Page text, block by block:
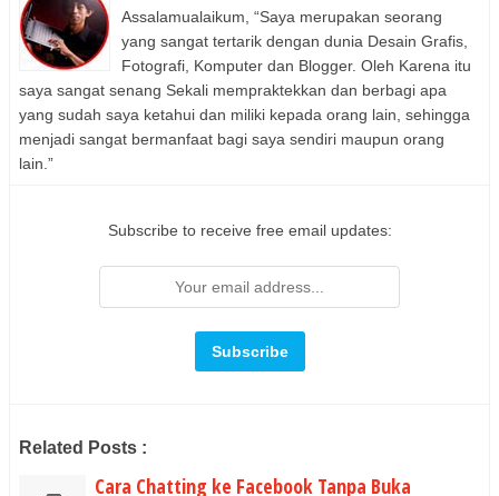
Assalamualaikum, “Saya merupakan seorang
yang sangat tertarik dengan dunia Desain Grafis,
Fotografi, Komputer dan Blogger. Oleh Karena itu
saya sangat senang Sekali mempraktekkan dan berbagi apa
yang sudah saya ketahui dan miliki kepada orang lain, sehingga
menjadi sangat bermanfaat bagi saya sendiri maupun orang
lain.”
Subscribe to receive free email updates:
Related Posts :
Cara Chatting ke Facebook Tanpa Buka